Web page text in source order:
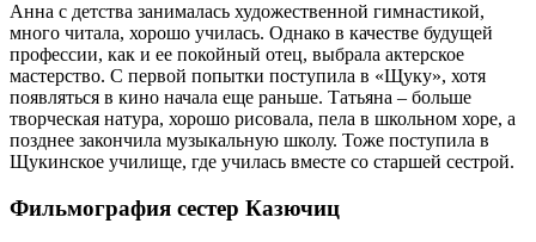
Анна с детства занималась художественной гимнастикой,
много читала, хорошо училась. Однако в качестве будущей
профессии, как и ее покойный отец, выбрала актерское
мастерство. С первой попытки поступила в «Щуку», хотя
появляться в кино начала еще раньше. Татьяна – больше
творческая натура, хорошо рисовала, пела в школьном хоре, а
позднее закончила музыкальную школу. Тоже поступила в
Щукинское училище, где училась вместе со старшей сестрой.
Фильмография сестер Казючиц